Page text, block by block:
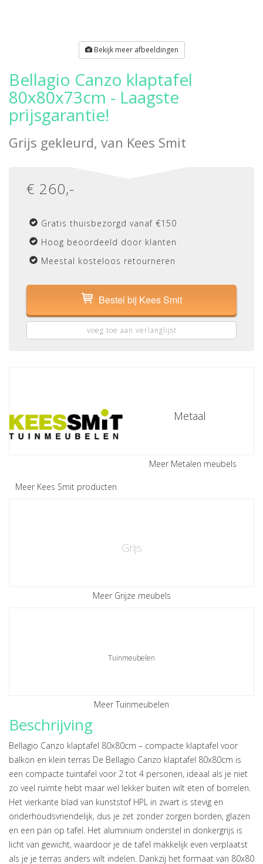
Bekijk meer afbeeldingen
Bellagio Canzo klaptafel
80x80x73cm - Laagste
prijsgarantie!
Grijs gekleurd, van Kees Smit
€ 260,-
Gratis thuisbezorgd vanaf €150
Hoog beoordeeld door klanten
Meestal kosteloos retourneren
Bestel bij Kees Smit
voeg toe aan verlanglijst
Meer Kees Smit producten
Metaal
Meer Metalen meubels
Grijs
Meer Grijze meubels
Tuinmeubelen
Meer Tuinmeubelen
Beschrijving
Bellagio Canzo klaptafel 80x80cm – compacte klaptafel voor
balkon en klein terras De Bellagio Canzo klaptafel 80x80cm is
een compacte tuintafel voor 2 tot 4 personen, ideaal als je niet
zo veel ruimte hebt maar wel lekker buiten wilt eten of borrelen.
Het vierkante blad van kunststof HPL in zwart is stevig en
onderhoudsvriendelijk, dus je zet zonder zorgen borden, glazen
en een pan op tafel. Het aluminium onderstel in donkergrijs is
licht van gewicht, waardoor je de tafel makkelijk even verplaatst
als je je terras anders wilt indelen. Dankzij het formaat van 80x80